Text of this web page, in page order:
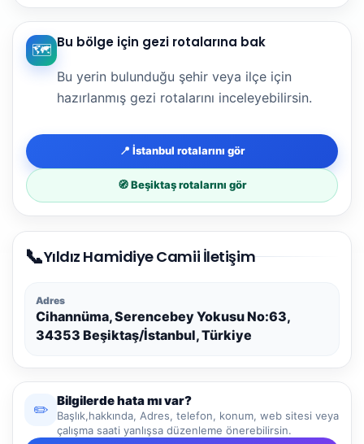
🗺️ Bu bölge için gezi rotalarına bak
Bu yerin bulunduğu şehir veya ilçe için
hazırlanmış gezi rotalarını inceleyebilirsin.
📍 İstanbul rotalarını gör
🧭 Beşiktaş rotalarını gör
📞Yıldız Hamidiye Camii İletişim
Adres
Cihannüma, Serencebey Yokusu No:63,
34353 Beşiktaş/İstanbul, Türkiye
✏️
Bilgilerde hata mı var?
Başlık,hakkında, Adres, telefon, konum, web sitesi veya
çalışma saati yanlışsa düzenleme önerebilirsin.